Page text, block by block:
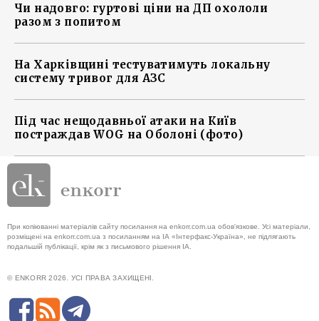
Чи надовго: гуртові ціни на ДП охололи
разом з попитом
На Харківщині тестуватимуть локальну
систему тривог для АЗС
Під час нещодавньої атаки на Київ
постраждав WOG на Оболоні (фото)
При копіюванні матеріалів сайту посилання на enkorr.com.ua обов'язкове. Усі матеріали,
розміщені на enkorr.com.ua з посиланням на ІА «Інтерфакс-Україна», не підлягають
подальшій публікації, крім як з письмового рішення ІА.
© ENKORR 2026. УСІ ПРАВА ЗАХИЩЕНІ.